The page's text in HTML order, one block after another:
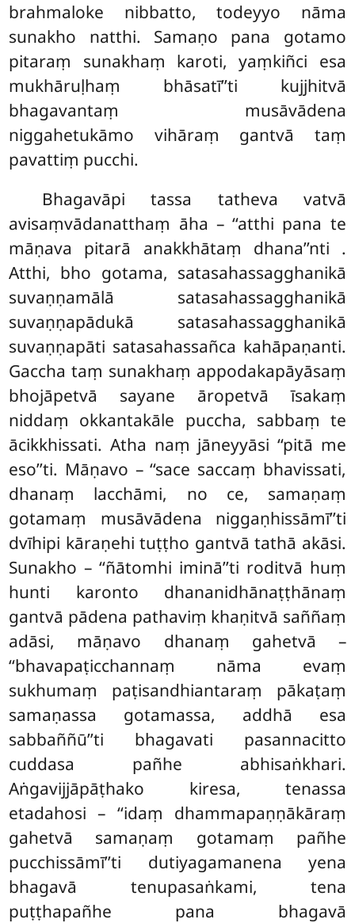
brahmaloke nibbatto, todeyyo nāma
sunakho natthi. Samaṇo pana gotamo
pitaraṃ sunakhaṃ karoti, yaṃkiñci esa
mukhāruḷhaṃ bhāsatī’’ti kujjhitvā
bhagavantaṃ musāvādena
niggahetukāmo vihāraṃ gantvā taṃ
pavattiṃ pucchi.
Bhagavāpi tassa tatheva vatvā
avisaṃvādanatthaṃ āha – ‘‘atthi pana te
māṇava pitarā anakkhātaṃ dhana’’nti .
Atthi, bho gotama, satasahassagghanikā
suvaṇṇamālā satasahassagghanikā
suvaṇṇapādukā satasahassagghanikā
suvaṇṇapāti satasahassañca kahāpaṇanti.
Gaccha taṃ sunakhaṃ appodakapāyāsaṃ
bhojāpetvā sayane āropetvā īsakaṃ
niddaṃ okkantakāle puccha, sabbaṃ te
ācikkhissati. Atha naṃ jāneyyāsi ‘‘pitā me
eso’’ti. Māṇavo – ‘‘sace saccaṃ bhavissati,
dhanaṃ lacchāmi, no ce, samaṇaṃ
gotamaṃ musāvādena niggaṇhissāmī’’ti
dvīhipi kāraṇehi tuṭṭho gantvā tathā akāsi.
Sunakho – ‘‘ñātomhi iminā’’ti roditvā huṃ
hunti karonto dhananidhānaṭṭhānaṃ
gantvā pādena pathaviṃ khaṇitvā saññaṃ
adāsi, māṇavo dhanaṃ gahetvā –
‘‘bhavapaṭicchannaṃ nāma evaṃ
sukhumaṃ paṭisandhiantaraṃ pākaṭaṃ
samaṇassa gotamassa, addhā esa
sabbaññū’’ti bhagavati pasannacitto
cuddasa pañhe abhisaṅkhari.
Aṅgavijjāpāṭhako kiresa, tenassa
etadahosi – ‘‘idaṃ dhammapaṇṇākāraṃ
gahetvā samaṇaṃ gotamaṃ pañhe
pucchissāmī’’ti dutiyagamanena yena
bhagavā tenupasaṅkami, tena
puṭṭhapañhe pana bhagavā